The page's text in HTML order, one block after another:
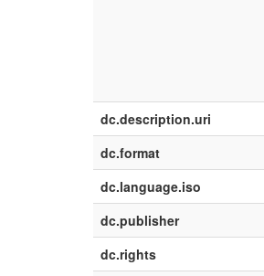
dc.description.uri
dc.format
dc.language.iso
dc.publisher
dc.rights